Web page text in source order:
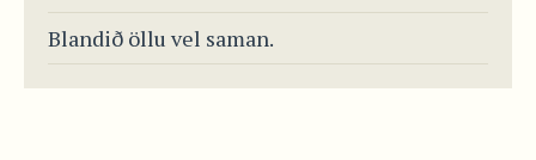
Blandið öllu vel saman.